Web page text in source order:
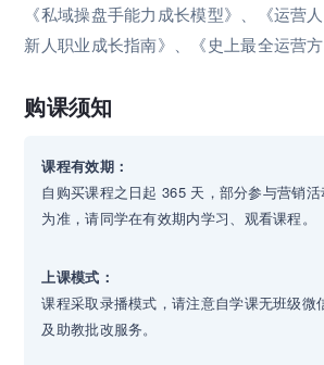
《私域操盘手能力成长模型》、《运营
新人职业成长指南》、《史上最全运营
营求职攻略：简历撰写方法论》等 可提供的服务： 1、提供
建、零经验转行运营、短视频/直播营销
供企业私域流量运营服务：包括私域营
销带教陪跑服务等。
购课须知
课程有效期：
自购买课程之日起 365 天，部分参与营销
为准，请同学在有效期内学习、观看课程。
上课模式：
课程采取录播模式，请注意自学课无班级微
及助教批改服务。